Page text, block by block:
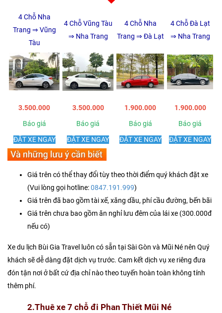
4 Chỗ Nha
Trang ⇒ Vũng
Tàu
4 Chỗ Vũng Tàu
⇒ Nha Trang
4 Chỗ Nha
Trang ⇒ Đà Lạt
4 Chỗ Đà Lạt
⇒ Nha Trang
3.500.000 3.500.000 1.900.000
1.900.000
Báo giá
Báo giá Báo giá
Báo giá
ĐẶT XE NGAY
ĐẶT XE NGAY ĐẶT XE NGAY ĐẶT XE NGAY
Giá trên có thể thay đổi tùy theo thời điểm quý khách đặt xe
(Vui lòng gọi hotline:0847.191.999)
Giá trên đã bao gồm tài xế, xăng dầu, phí cầu đường, bến bãi
Giá trên chưa bao gồm ăn nghỉ lưu đêm của lái xe (300.000đ
nếu có)
Xe du lịch Bùi Gia Travel luôn có sẵn tại Sài Gòn và Mũi Né nên Quý
khách sẽ dễ dàng đặt dịch vụ trước. Cam kết dịch vụ xe riêng đưa
đón tận nơi ở bất cứ địa chỉ nào theo tuyến hoàn toàn không tính
thêm phí.
2.Thuê xe 7 chỗ đi Phan Thiết Mũi Né